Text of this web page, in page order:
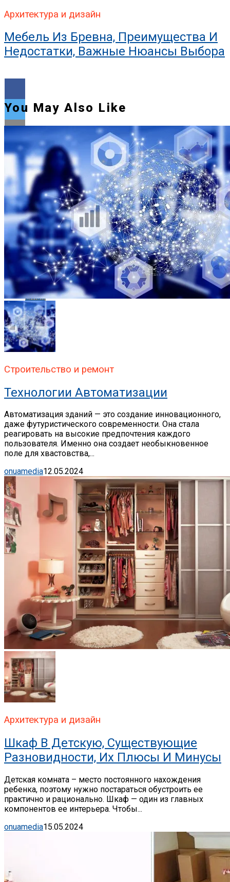
Архитектура и дизайн
Мебель Из Бревна, Преимущества И
Недостатки, Важные Нюансы Выбора
Flipboard
Reddit
Pinterest
Whatsapp
Whatsapp
Email
You May Also Like
Строительство и ремонт
Технологии Автоматизации
Автоматизация зданий — это создание инновационного,
даже футуристического современности. Она стала
реагировать на высокие предпочтения каждого
пользователя. Именно она создает необыкновенное
поле для хвастовства,...
onuamedia12.05.2024
Архитектура и дизайн
Шкаф В Детскую, Существующие
Разновидности, Их Плюсы И Минусы
Детская комната – место постоянного нахождения
ребенка, поэтому нужно постараться обустроить ее
практично и рационально. Шкаф — один из главных
компонентов ее интерьера. Чтобы...
onuamedia15.05.2024